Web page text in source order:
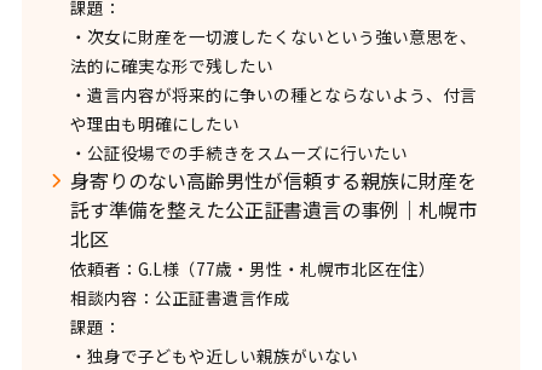
課題：
・次女に財産を一切渡したくないという強い意思を、
法的に確実な形で残したい
・遺言内容が将来的に争いの種とならないよう、付言
や理由も明確にしたい
・公証役場での手続きをスムーズに行いたい
身寄りのない高齢男性が信頼する親族に財産を
託す準備を整えた公正証書遺言の事例｜札幌市
北区
依頼者：G.L様（77歳・男性・札幌市北区在住）
相談内容：公正証書遺言作成
課題：
・独身で子どもや近しい親族がいない